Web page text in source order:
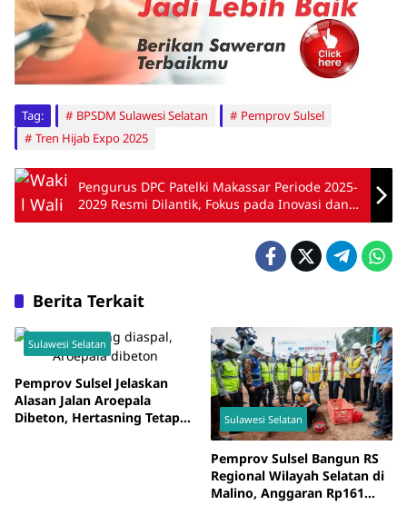
Tag: BPSDM Sulawesi Selatan
Pemprov Sulsel
Tren Hijab Expo 2025
Pengurus DPC Patelki Makassar Periode 2025-
2029 Resmi Dilantik, Fokus pada Inovasi dan
Kolaborasi
Berita Terkait
Sulawesi Selatan
Pemprov Sulsel Jelaskan
Alasan Jalan Aroepala
Dibeton, Hertasning Tetap
Sulawesi Selatan
Pemprov Sulsel Bangun RS
Regional Wilayah Selatan di
Malino, Anggaran Rp161